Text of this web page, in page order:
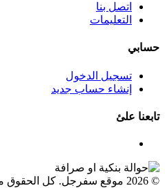
اتصل بنا
التعليمات
حسابي
تسجيل الدخول
إنشاء حساب جديد
تابعنا علئ
© 2026 موقع سفرجل. كل الحقوق محفوظة.